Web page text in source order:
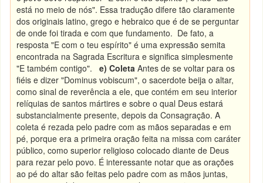
está no meio de nós". Essa tradução difere tão claramente
dos originais latino, grego e hebraico que é de se perguntar
de onde foi tirada e com que fundamento. De fato, a
resposta "E com o teu espírito" é uma expressão semita
encontrada na Sagrada Escritura e significa simplesmente
"E também contigo".e) Coleta Antes de se voltar para os
fiéis e dizer "Dominus vobiscum", o sacerdote beija o altar,
como sinal de reverência a ele, que contém em seu interior
relíquias de santos mártires e sobre o qual Deus estará
substancialmente presente, depois da Consagração. A
coleta é rezada pelo padre com as mãos separadas e em
pé, porque era a primeira oração feita na missa com caráter
público, como superior religioso colocado diante de Deus
para rezar pelo povo. É interessante notar que as orações
ao pé do altar são feitas pelo padre com as mãos juntas,